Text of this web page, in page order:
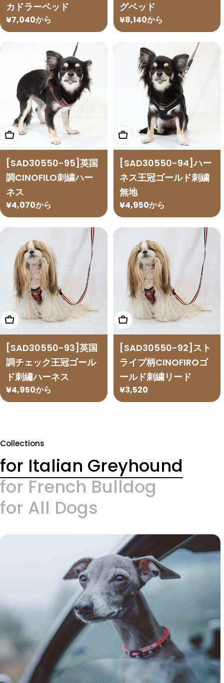
カドラーベッド
通
常
価
¥7,040から
グベッド
通
常
価
¥8,140から
オプションを選択
[SAD30550-95]英国
調CINOFILO刺繍ハー
ネス
通
常
価
¥4,070から
オプションを選択
[SAD30550-94]ハー
ネス王冠ゴールド刺繍
無地
通
常
価
¥4,950から
オプションを選択
[SAD30550-93]英国
調チェック王冠ゴール
ド刺繡ハーネス
通
常
¥4,950から
オプションを選択
[SAD30550-92]スト
ライプ柄CINOFIROゴ
ールド刺繍リード
通
常
¥3,520
Collections
for Italian Greyhound
for French Bulldog
for All Dogs